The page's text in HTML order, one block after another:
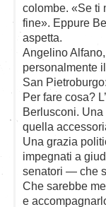
colombe. «Se ti
fine». Eppure
aspetta.
Angelino
personalmente
San
Per fare cosa?
Berlusconi.
quella
Una grazia
impegnati a
senatori — che
Che sarebbe
e